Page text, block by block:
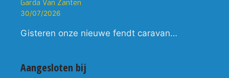
Garda Van Zanten
30/07/2026
Gisteren onze nieuwe fendt caravan…
Aangesloten bij